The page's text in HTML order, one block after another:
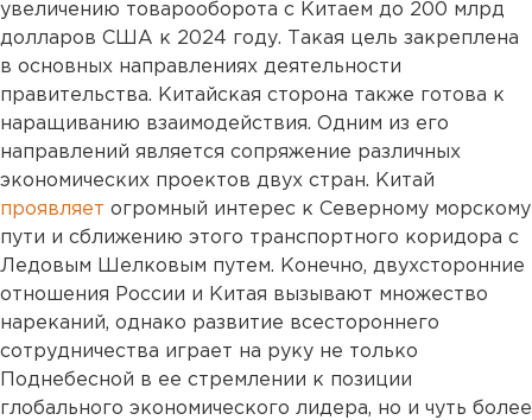
увеличению товарооборота с Китаем до 200 млрд
долларов США к 2024 году. Такая цель закреплена
в основных направлениях деятельности
правительства. Китайская сторона также готова к
наращиванию взаимодействия. Одним из его
направлений является сопряжение различных
экономических проектов двух стран. Китай
проявляет огромный интерес к Северному морскому
пути и сближению этого транспортного коридора с
Ледовым Шелковым путем. Конечно, двухсторонние
отношения России и Китая вызывают множество
нареканий, однако развитие всестороннего
сотрудничества играет на руку не только
Поднебесной в ее стремлении к позиции
глобального экономического лидера, но и чуть более